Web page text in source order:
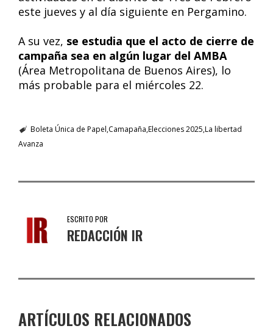
este jueves y al día siguiente en Pergamino.
A su vez, se estudia que el acto de cierre de
campaña sea en algún lugar del AMBA
(Área Metropolitana de Buenos Aires), lo
más probable para el miércoles 22.
Boleta Única de Papel Camapaña Elecciones 2025 La libertad
Avanza
ESCRITO POR
REDACCIÓN IR
ARTÍCULOS RELACIONADOS